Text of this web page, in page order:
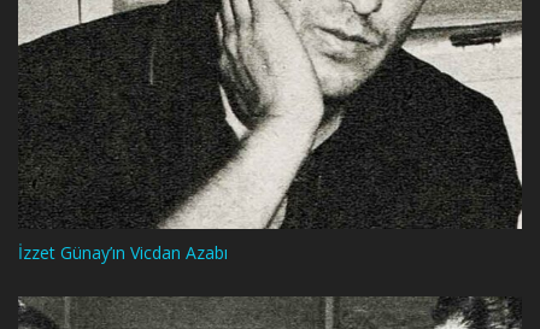
İzzet Günay’ın Vicdan Azabı